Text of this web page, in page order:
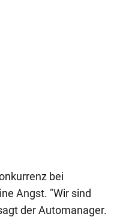
bei
Angst. "Wir sind
der Automanager.